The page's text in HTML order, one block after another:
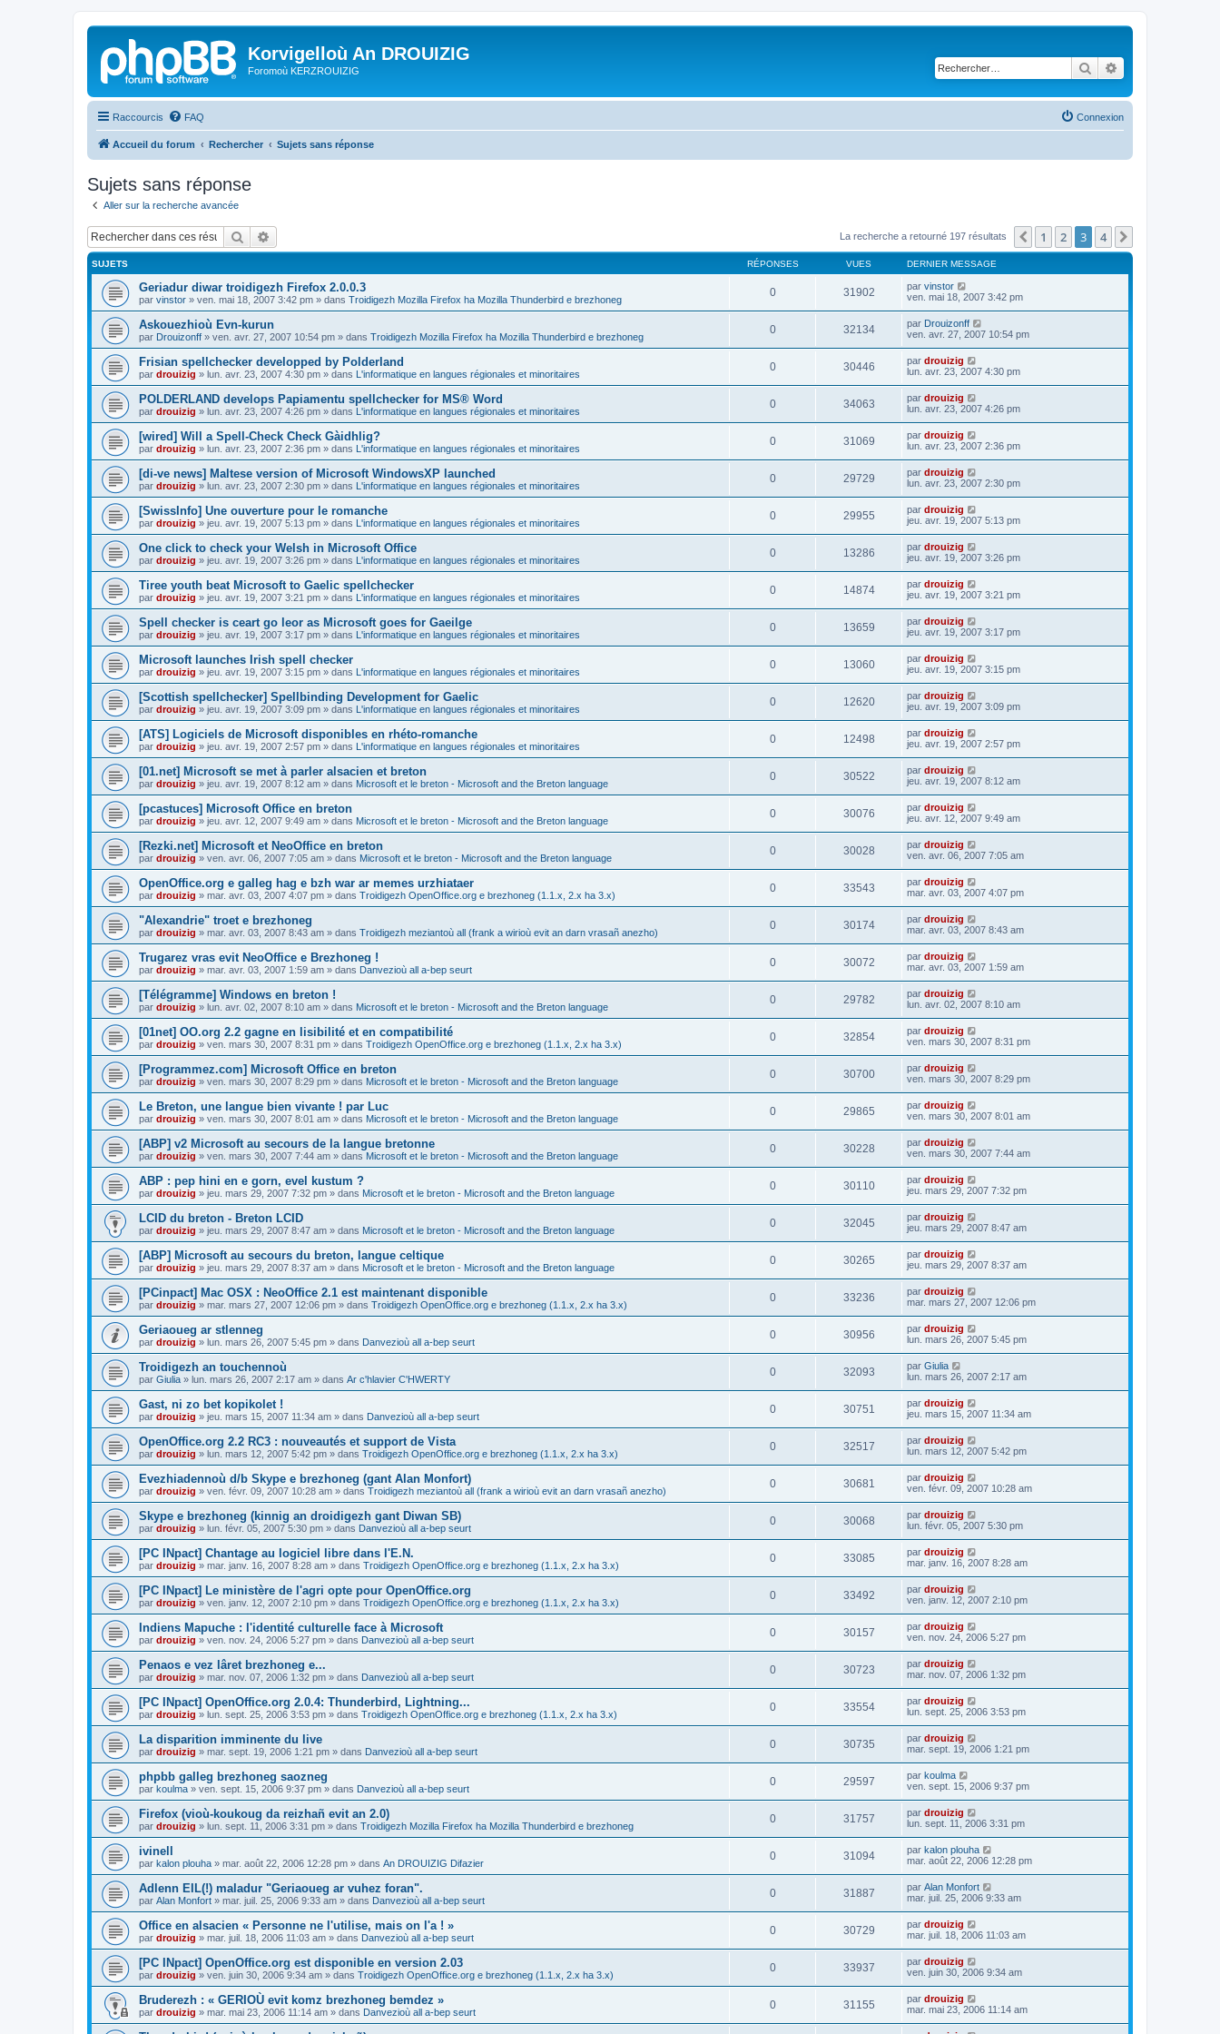
Korvigelloù An DROUIZIG
Foromoù KERZROUIZIG Rechercher
Raccourcis FAQ Connexion
Accueil du forum Rechercher Sujets sans réponse
Sujets sans réponse
Aller sur la recherche avancée
Rechercher La recherche a retourné 197 résultats Précédent
1 2 3 4
SUJETS RÉPONSES VUES DERNIER MESSAGE
Geriadur diwar troidigezh Firefox 2.0.0.3
par vinstor » ven. mai 18, 2007 3:42 pm » dans Troidigezh Mozilla Firefox ha Mozilla Thunderbird e brezhoneg
0 31902 par vinstor
ven. mai 18, 2007 3:42 pm
Askouezhioù Evn-kurun
par Drouizonff » ven. avr. 27, 2007 10:54 pm » dans Troidigezh Mozilla Firefox ha Mozilla Thunderbird e brezhoneg
0 32134 par Drouizonff
ven. avr. 27, 2007 10:54 pm
Frisian spellchecker developped by Polderland
par drouizig » lun. avr. 23, 2007 4:30 pm » dans L'informatique en langues régionales et minoritaires
0 30446 par drouizig
lun. avr. 23, 2007 4:30 pm
POLDERLAND develops Papiamentu spellchecker for MS® Word
par drouizig » lun. avr. 23, 2007 4:26 pm » dans L'informatique en langues régionales et minoritaires
0 34063 par drouizig
lun. avr. 23, 2007 4:26 pm
[wired] Will a Spell-Check Check Gàidhlig?
par drouizig » lun. avr. 23, 2007 2:36 pm » dans L'informatique en langues régionales et minoritaires
0 31069 par drouizig
lun. avr. 23, 2007 2:36 pm
[di-ve news] Maltese version of Microsoft WindowsXP launched
par drouizig » lun. avr. 23, 2007 2:30 pm » dans L'informatique en langues régionales et minoritaires
0 29729 par drouizig
lun. avr. 23, 2007 2:30 pm
[SwissInfo] Une ouverture pour le romanche
par drouizig » jeu. avr. 19, 2007 5:13 pm » dans L'informatique en langues régionales et minoritaires
0 29955 par drouizig
jeu. avr. 19, 2007 5:13 pm
One click to check your Welsh in Microsoft Office
par drouizig » jeu. avr. 19, 2007 3:26 pm » dans L'informatique en langues régionales et minoritaires
0 13286 par drouizig
jeu. avr. 19, 2007 3:26 pm
Tiree youth beat Microsoft to Gaelic spellchecker
par drouizig » jeu. avr. 19, 2007 3:21 pm » dans L'informatique en langues régionales et minoritaires
0 14874 par drouizig
jeu. avr. 19, 2007 3:21 pm
Spell checker is ceart go leor as Microsoft goes for Gaeilge
par drouizig » jeu. avr. 19, 2007 3:17 pm » dans L'informatique en langues régionales et minoritaires
0 13659 par drouizig
jeu. avr. 19, 2007 3:17 pm
Microsoft launches Irish spell checker
par drouizig » jeu. avr. 19, 2007 3:15 pm » dans L'informatique en langues régionales et minoritaires
0 13060 par drouizig
jeu. avr. 19, 2007 3:15 pm
[Scottish spellchecker] Spellbinding Development for Gaelic
par drouizig » jeu. avr. 19, 2007 3:09 pm » dans L'informatique en langues régionales et minoritaires
0 12620 par drouizig
jeu. avr. 19, 2007 3:09 pm
[ATS] Logiciels de Microsoft disponibles en rhéto-romanche
par drouizig » jeu. avr. 19, 2007 2:57 pm » dans L'informatique en langues régionales et minoritaires
0 12498 par drouizig
jeu. avr. 19, 2007 2:57 pm
[01.net] Microsoft se met à parler alsacien et breton
par drouizig » jeu. avr. 19, 2007 8:12 am » dans Microsoft et le breton - Microsoft and the Breton language
0 30522 par drouizig
jeu. avr. 19, 2007 8:12 am
[pcastuces] Microsoft Office en breton
par drouizig » jeu. avr. 12, 2007 9:49 am » dans Microsoft et le breton - Microsoft and the Breton language
0 30076 par drouizig
jeu. avr. 12, 2007 9:49 am
[Rezki.net] Microsoft et NeoOffice en breton
par drouizig » ven. avr. 06, 2007 7:05 am » dans Microsoft et le breton - Microsoft and the Breton language
0 30028 par drouizig
ven. avr. 06, 2007 7:05 am
OpenOffice.org e galleg hag e bzh war ar memes urzhiataer
par drouizig » mar. avr. 03, 2007 4:07 pm » dans Troidigezh OpenOffice.org e brezhoneg (1.1.x, 2.x ha 3.x)
0 33543 par drouizig
mar. avr. 03, 2007 4:07 pm
"Alexandrie" troet e brezhoneg
par drouizig » mar. avr. 03, 2007 8:43 am » dans Troidigezh meziantoù all (frank a wirioù evit an darn vrasañ anezho)
0 30174 par drouizig
mar. avr. 03, 2007 8:43 am
Trugarez vras evit NeoOffice e Brezhoneg !
par drouizig » mar. avr. 03, 2007 1:59 am » dans Danvezioù all a-bep seurt
0 30072 par drouizig
mar. avr. 03, 2007 1:59 am
[Télégramme] Windows en breton !
par drouizig » lun. avr. 02, 2007 8:10 am » dans Microsoft et le breton - Microsoft and the Breton language
0 29782 par drouizig
lun. avr. 02, 2007 8:10 am
[01net] OO.org 2.2 gagne en lisibilité et en compatibilité
par drouizig » ven. mars 30, 2007 8:31 pm » dans Troidigezh OpenOffice.org e brezhoneg (1.1.x, 2.x ha 3.x)
0 32854 par drouizig
ven. mars 30, 2007 8:31 pm
[Programmez.com] Microsoft Office en breton
par drouizig » ven. mars 30, 2007 8:29 pm » dans Microsoft et le breton - Microsoft and the Breton language
0 30700 par drouizig
ven. mars 30, 2007 8:29 pm
Le Breton, une langue bien vivante ! par Luc
par drouizig » ven. mars 30, 2007 8:01 am » dans Microsoft et le breton - Microsoft and the Breton language
0 29865 par drouizig
ven. mars 30, 2007 8:01 am
[ABP] v2 Microsoft au secours de la langue bretonne
par drouizig » ven. mars 30, 2007 7:44 am » dans Microsoft et le breton - Microsoft and the Breton language
0 30228 par drouizig
ven. mars 30, 2007 7:44 am
ABP : pep hini en e gorn, evel kustum ?
par drouizig » jeu. mars 29, 2007 7:32 pm » dans Microsoft et le breton - Microsoft and the Breton language
0 30110 par drouizig
jeu. mars 29, 2007 7:32 pm
LCID du breton - Breton LCID
par drouizig » jeu. mars 29, 2007 8:47 am » dans Microsoft et le breton - Microsoft and the Breton language
0 32045 par drouizig
jeu. mars 29, 2007 8:47 am
[ABP] Microsoft au secours du breton, langue celtique
par drouizig » jeu. mars 29, 2007 8:37 am » dans Microsoft et le breton - Microsoft and the Breton language
0 30265 par drouizig
jeu. mars 29, 2007 8:37 am
[PCinpact] Mac OSX : NeoOffice 2.1 est maintenant disponible
par drouizig » mar. mars 27, 2007 12:06 pm » dans Troidigezh OpenOffice.org e brezhoneg (1.1.x, 2.x ha 3.x)
0 33236 par drouizig
mar. mars 27, 2007 12:06 pm
Geriaoueg ar stlenneg
par drouizig » lun. mars 26, 2007 5:45 pm » dans Danvezioù all a-bep seurt
0 30956 par drouizig
lun. mars 26, 2007 5:45 pm
Troidigezh an touchennoù
par Giulia » lun. mars 26, 2007 2:17 am » dans Ar c'hlavier C'HWERTY
0 32093 par Giulia
lun. mars 26, 2007 2:17 am
Gast, ni zo bet kopikolet !
par drouizig » jeu. mars 15, 2007 11:34 am » dans Danvezioù all a-bep seurt
0 30751 par drouizig
jeu. mars 15, 2007 11:34 am
OpenOffice.org 2.2 RC3 : nouveautés et support de Vista
par drouizig » lun. mars 12, 2007 5:42 pm » dans Troidigezh OpenOffice.org e brezhoneg (1.1.x, 2.x ha 3.x)
0 32517 par drouizig
lun. mars 12, 2007 5:42 pm
Evezhiadennoù d/b Skype e brezhoneg (gant Alan Monfort)
par drouizig » ven. févr. 09, 2007 10:28 am » dans Troidigezh meziantoù all (frank a wirioù evit an darn vrasañ anezho)
0 30681 par drouizig
ven. févr. 09, 2007 10:28 am
Skype e brezhoneg (kinnig an droidigezh gant Diwan SB)
par drouizig » lun. févr. 05, 2007 5:30 pm » dans Danvezioù all a-bep seurt
0 30068 par drouizig
lun. févr. 05, 2007 5:30 pm
[PC INpact] Chantage au logiciel libre dans l'E.N.
par drouizig » mar. janv. 16, 2007 8:28 am » dans Troidigezh OpenOffice.org e brezhoneg (1.1.x, 2.x ha 3.x)
0 33085 par drouizig
mar. janv. 16, 2007 8:28 am
[PC INpact] Le ministère de l'agri opte pour OpenOffice.org
par drouizig » ven. janv. 12, 2007 2:10 pm » dans Troidigezh OpenOffice.org e brezhoneg (1.1.x, 2.x ha 3.x)
0 33492 par drouizig
ven. janv. 12, 2007 2:10 pm
Indiens Mapuche : l'identité culturelle face à Microsoft
par drouizig » ven. nov. 24, 2006 5:27 pm » dans Danvezioù all a-bep seurt
0 30157 par drouizig
ven. nov. 24, 2006 5:27 pm
Penaos e vez lâret brezhoneg e...
par drouizig » mar. nov. 07, 2006 1:32 pm » dans Danvezioù all a-bep seurt
0 30723 par drouizig
mar. nov. 07, 2006 1:32 pm
[PC INpact] OpenOffice.org 2.0.4: Thunderbird, Lightning...
par drouizig » lun. sept. 25, 2006 3:53 pm » dans Troidigezh OpenOffice.org e brezhoneg (1.1.x, 2.x ha 3.x)
0 33554 par drouizig
lun. sept. 25, 2006 3:53 pm
La disparition imminente du live
par drouizig » mar. sept. 19, 2006 1:21 pm » dans Danvezioù all a-bep seurt
0 30735 par drouizig
mar. sept. 19, 2006 1:21 pm
phpbb galleg brezhoneg saozneg
par koulma » ven. sept. 15, 2006 9:37 pm » dans Danvezioù all a-bep seurt
0 29597 par koulma
ven. sept. 15, 2006 9:37 pm
Firefox (vioù-koukoug da reizhañ evit an 2.0)
par drouizig » lun. sept. 11, 2006 3:31 pm » dans Troidigezh Mozilla Firefox ha Mozilla Thunderbird e brezhoneg
0 31757 par drouizig
lun. sept. 11, 2006 3:31 pm
ivinell
par kalon plouha » mar. août 22, 2006 12:28 pm » dans An DROUIZIG Difazier
0 31094 par kalon plouha
mar. août 22, 2006 12:28 pm
Adlenn EIL(!) maladur "Geriaoueg ar vuhez foran".
par Alan Monfort » mar. juil. 25, 2006 9:33 am » dans Danvezioù all a-bep seurt
0 31887 par Alan Monfort
mar. juil. 25, 2006 9:33 am
Office en alsacien « Personne ne l'utilise, mais on l'a ! »
par drouizig » mar. juil. 18, 2006 11:03 am » dans Danvezioù all a-bep seurt
0 30729 par drouizig
mar. juil. 18, 2006 11:03 am
[PC INpact] OpenOffice.org est disponible en version 2.03
par drouizig » ven. juin 30, 2006 9:34 am » dans Troidigezh OpenOffice.org e brezhoneg (1.1.x, 2.x ha 3.x)
0 33937 par drouizig
ven. juin 30, 2006 9:34 am
Bruderezh : « GERIOÙ evit komz brezhoneg bemdez »
par drouizig » mar. mai 23, 2006 11:14 am » dans Danvezioù all a-bep seurt
0 31155 par drouizig
mar. mai 23, 2006 11:14 am